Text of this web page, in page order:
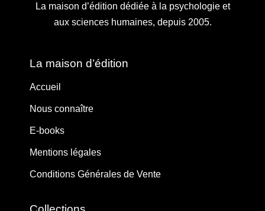
La maison d’édition dédiée à la psychologie et
aux sciences humaines, depuis 2005.
La maison d’édition
Accueil
Nous connaître
E-books
Mentions légales
Conditions Générales de Vente